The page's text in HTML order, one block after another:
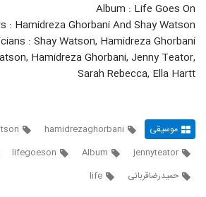
Album : Life Goes On
: Hamidreza Ghorbani And Shay Watson
: Shay Watson, Hamidreza Ghorbani
Hamidreza Ghorbani, Jenny Teator,
Sarah Rebecca, Ella Hartt
موسیقی hamidrezaghorbani
jennyteator
Album
lifegoeson
حمیدرضاقربانی
life